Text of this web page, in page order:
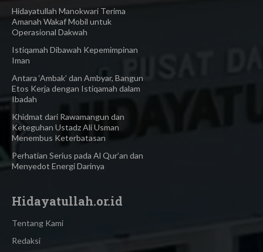
Hidayatullah Manokwari Terima
Amanah Wakaf Mobil untuk
Operasional Dakwah
Istiqamah Dibawah Kepemimpinan
Iman
Antara ‘Ambak’ dan Ambyar, Bangun
Etos Kerja dengan Istiqamah dalam
Ibadah
Khidmat dari Rawamangun dan
Keteguhan Ustadz Ali Usman
Menembus Keterbatasan
Perhatian Serius pada Al Qur’an dan
Menyedot Energi Darinya
Hidayatullah.or.id
Tentang Kami
Redaksi